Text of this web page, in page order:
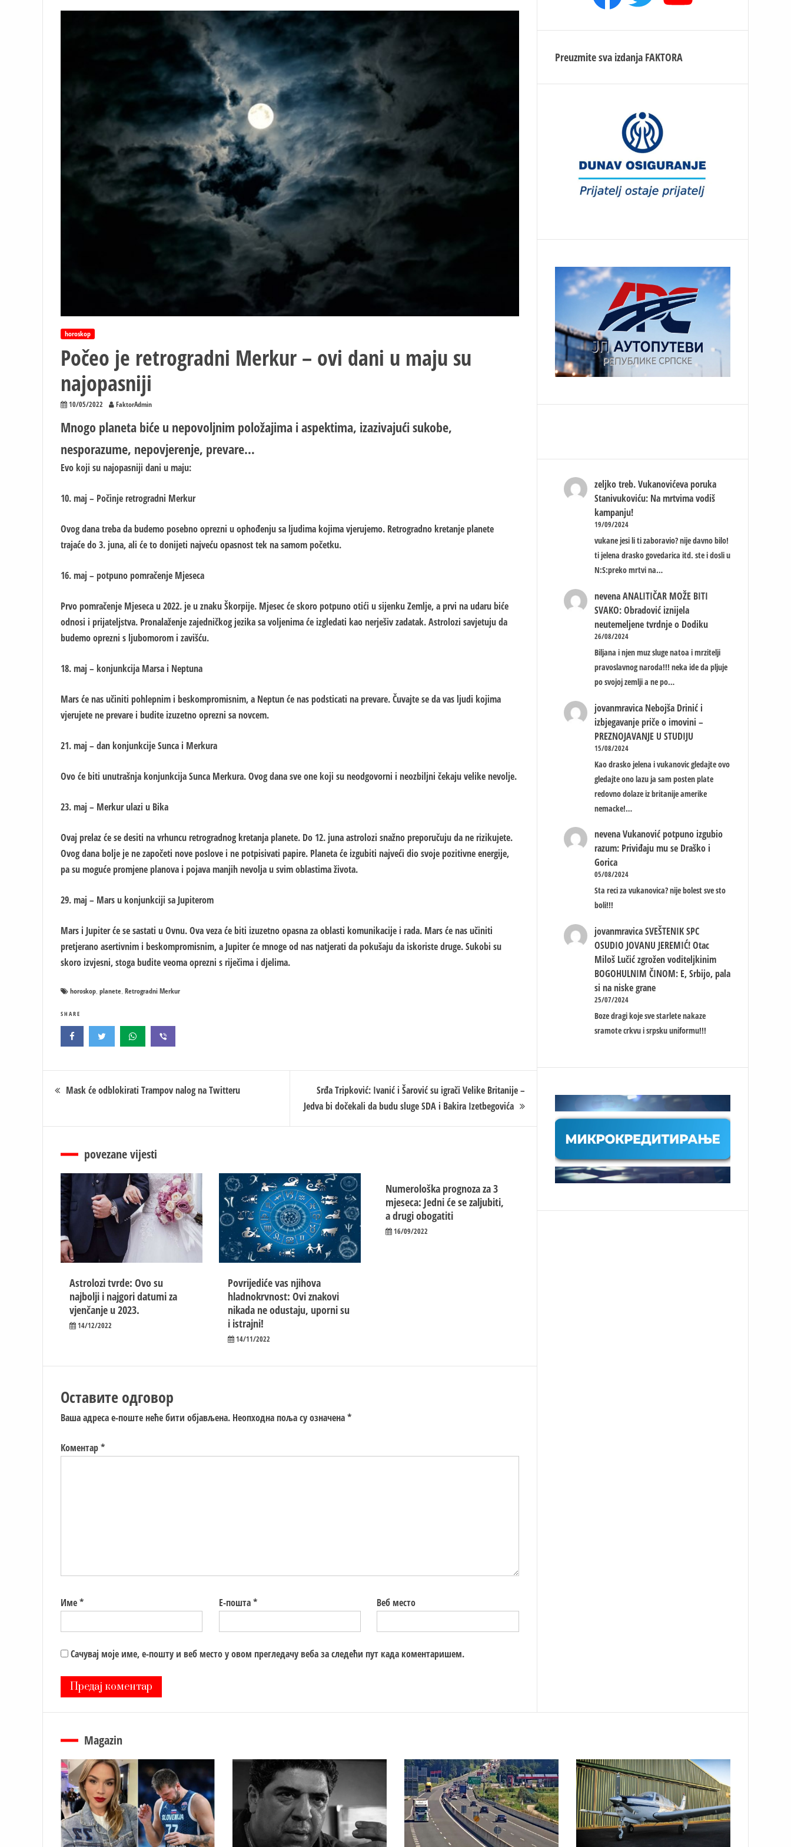
horoskop
Počeo je retrogradni Merkur – ovi dani u maju su
najopasniji
10/05/2022 FaktorAdmin
Mnogo planeta biće u nepovoljnim položajima i aspektima, izazivajući sukobe,
nesporazume, nepovjerenje, prevare…
Evo koji su najopasniji dani u maju:
10. maj – Počinje retrogradni Merkur
Ovog dana treba da budemo posebno oprezni u ophođenju sa ljudima kojima vjerujemo. Retrogradno kretanje planete
trajaće do 3. juna, ali će to donijeti najveću opasnost tek na samom početku.
16. maj – potpuno pomračenje Mjeseca
Prvo pomračenje Mjeseca u 2022. je u znaku Škorpije. Mjesec će skoro potpuno otići u sijenku Zemlje, a prvi na udaru biće
odnosi i prijateljstva. Pronalaženje zajedničkog jezika sa voljenima će izgledati kao nerješiv zadatak. Astrolozi savjetuju da
budemo oprezni s ljubomorom i zavišću.
18. maj – konjunkcija Marsa i Neptuna
Mars će nas učiniti pohlepnim i beskompromisnim, a Neptun će nas podsticati na prevare. Čuvajte se da vas ljudi kojima
vjerujete ne prevare i budite izuzetno oprezni sa novcem.
21. maj – dan konjunkcije Sunca i Merkura
Ovo će biti unutrašnja konjunkcija Sunca Merkura. Ovog dana sve one koji su neodgovorni i neozbiljni čekaju velike nevolje.
23. maj – Merkur ulazi u Bika
Ovaj prelaz će se desiti na vrhuncu retrogradnog kretanja planete. Do 12. juna astrolozi snažno preporučuju da ne rizikujete.
Ovog dana bolje je ne započeti nove poslove i ne potpisivati papire. Planeta će izgubiti najveći dio svoje pozitivne energije,
pa su moguće promjene planova i pojava manjih nevolja u svim oblastima života.
29. maj – Mars u konjunkciji sa Jupiterom
Mars i Jupiter će se sastati u Ovnu. Ova veza će biti izuzetno opasna za oblasti komunikacije i rada. Mars će nas učiniti
pretjerano asertivnim i beskompromisnim, a Jupiter će mnoge od nas natjerati da pokušaju da iskoriste druge. Sukobi su
skoro izvjesni, stoga budite veoma oprezni s riječima i djelima.
horoskop, planete, Retrogradni Merkur
SHARE
Кретање
Mask će odblokirati Trampov nalog na Twitteru
Srđa Tripković: Ivanić i Šarović su igrači Velike Britanije –
Jedva bi dočekali da budu sluge SDA i Bakira Izetbegovića
povezane vijesti
Astrolozi tvrde: Ovo su
najbolji i najgori datumi za
vjenčanje u 2023.
14/12/2022
Povrijediće vas njihova
hladnokrvnost: Ovi znakovi
nikada ne odustaju, uporni su
i istrajni!
14/11/2022
Numerološka prognoza za 3
mjeseca: Jedni će se zaljubiti,
a drugi obogatiti
16/09/2022
Оставите одговор
Ваша адреса е-поште неће бити објављена. Неопходна поља су означена*
Коментар*
Име* Е-пошта* Веб место
Сачувај моје име, е-пошту и веб место у овом прегледачу веба за следећи пут када коментаришем.
Preuzmite sva izdanja FAKTORA
zeljko treb. Vukanovićeva poruka
Stanivukoviću: Na mrtvima vodiš
kampanju!
19/09/2024
vukane jesi li ti zaboravio? nije davno bilo!
ti jelena drasko govedarica itd. ste i dosli u
N:S:preko mrtvi na…
nevena ANALITIČAR MOŽE BITI
SVAKO: Obradović iznijela
neutemeljene tvrdnje o Dodiku
26/08/2024
Biljana i njen muz sluge natoa i mrzitelji
pravoslavnog naroda!!! neka ide da pljuje
po svojoj zemlji a ne po…
jovanmravica Nebojša Drinić i
izbjegavanje priče o imovini –
PREZNOJAVANJE U STUDIJU
15/08/2024
Kao drasko jelena i vukanovic gledajte ovo
gledajte ono lazu ja sam posten plate
redovno dolaze iz britanije amerike
nemacke!…
nevena Vukanović potpuno izgubio
razum: Priviđaju mu se Draško i
Gorica
05/08/2024
Sta reci za vukanovica? nije bolest sve sto
boli!!!
jovanmravica SVEŠTENIK SPC
OSUDIO JOVANU JEREMIĆ! Otac
Miloš Lučić zgrožen voditeljkinim
BOGOHULNIM ČINOM: E, Srbijo, pala
si na niske grane
25/07/2024
Boze dragi koje sve starlete nakaze
sramote crkvu i srpsku uniformu!!!
Magazin